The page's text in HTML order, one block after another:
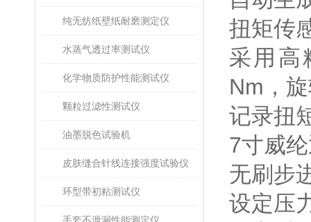
纯无纺纸壁纸耐磨测定仪
水蒸气透过率测试仪
化学物质防护性能测试仪
颗粒过滤性测试仪
油墨脱色试验机
皮肤缝合针线连接强度试验仪
环型带初粘测试仪
扭矩传
采用高
Nm ，
记录扭
7寸威
无刷步
设定压